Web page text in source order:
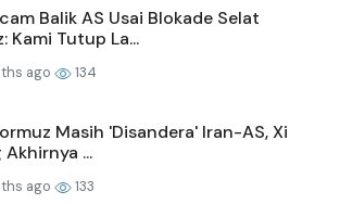
Balik AS Usai Blokade Selat
Kami Tutup La...
ago 134
Masih 'Disandera' Iran-AS, Xi
...
ago 133